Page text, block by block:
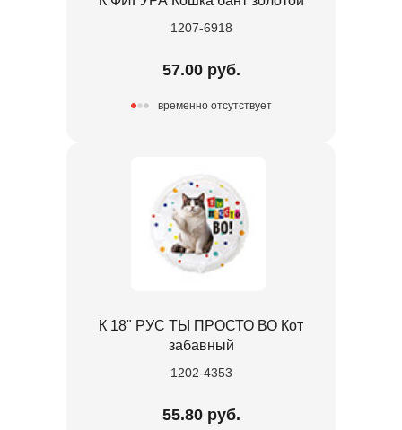
1207-6918
57.00 руб.
временно отсутствует
К 18" РУС ТЫ ПРОСТО ВО Кот
забавный
1202-4353
55.80 руб.